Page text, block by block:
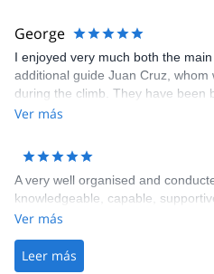
George
I enjoyed very much both the
additional guide Juan Cruz,
during the climb. They have been
the entire experience really
climb on Aconcagua or any other
Ver más
A very well organised and
knowledgeable, capable,
Ver más
Leer más